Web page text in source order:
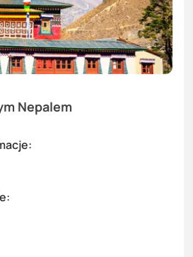
Nepalem